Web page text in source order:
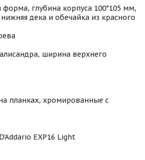
форма, глубина корпуса 100*105 мм,
дека и обечайка из красного
ширина верхнего
планках, хромированные с
EXP16 Light